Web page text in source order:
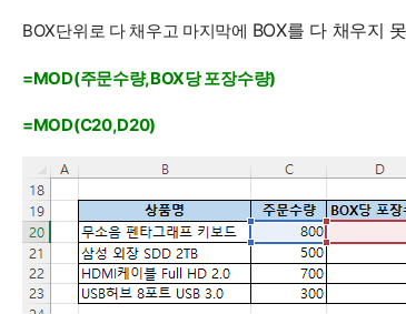
BOX단위로 다 채우고 마지막에 BOX를 다 채우지
=MOD(주문수량,BOX당 포장수량)
=MOD(C20,D20)